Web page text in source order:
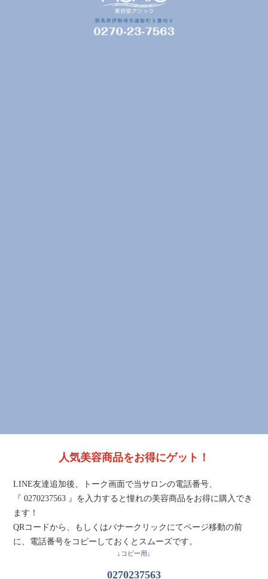
人気美容商品をお得にゲット！
LINE友達追加後、トーク画面で当サロンの電話番号、
『 0270237563 』を入力すると憧れの美容商品をお得に購入でき
ます！
QRコードから、もしくはバナークリックにてページ移動の前
に、電話番号をコピーしておくとスムーズです。
↓コピー用↓
0270237563